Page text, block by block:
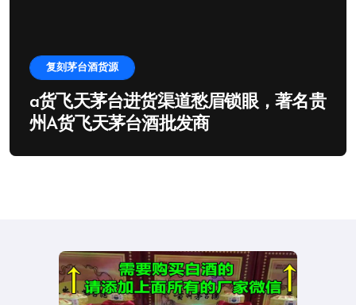
复刻茅台酒货源
a货飞天茅台进货渠道愁眉锁眼，著名贵
州A货飞天茅台酒批发商